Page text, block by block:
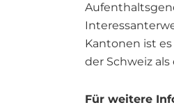
Kantonen ist
der Schweiz
Für weitere